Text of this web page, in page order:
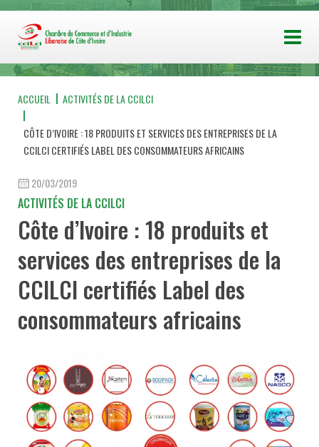
ACCUEIL ACTIVITÉS DE LA CCILCI
CÔTE D’IVOIRE : 18 PRODUITS ET SERVICES DES ENTREPRISES DE LA
CCILCI CERTIFIÉS LABEL DES CONSOMMATEURS AFRICAINS
20/03/2019
ACTIVITÉS DE LA CCILCI
Côte d’Ivoire : 18 produits et
services des entreprises de la
CCILCI certifiés Label des
consommateurs africains